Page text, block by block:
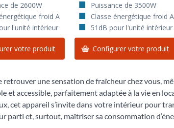
de 2600W
froid A
l'unité intérieur
votre produit
Puissance de 3500W
Classe énergétique froid A
51dB pour l'unité intérieur
Configurer votre produit
retrouver une sensation de fraîcheur chez vous,
et accessible, parfaitement adaptée à la vie en
cet appareil s’invite dans votre intérieur pour
parti et, surtout, maîtriser sa consommation